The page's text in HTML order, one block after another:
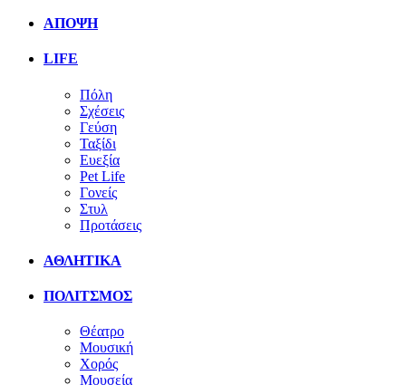
ΑΠΟΨΗ
LIFE
Πόλη
Σχέσεις
Γεύση
Ταξίδι
Ευεξία
Pet Life
Γονείς
Στυλ
Προτάσεις
ΑΘΛΗΤΙΚΑ
ΠΟΛΙΤΣΜΟΣ
Θέατρο
Μουσική
Χορός
Μουσεία